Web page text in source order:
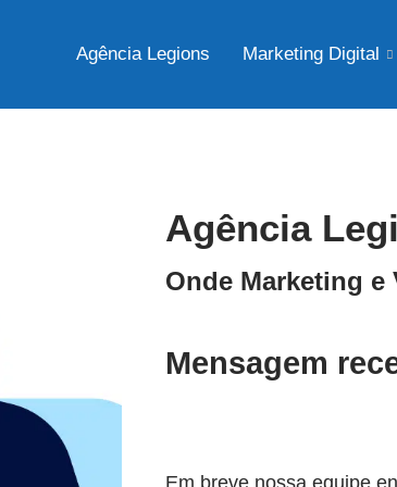
Agência Legions Marketing Digital
Agência
Onde Marketing e
Mensagem
Em breve nossa equipe